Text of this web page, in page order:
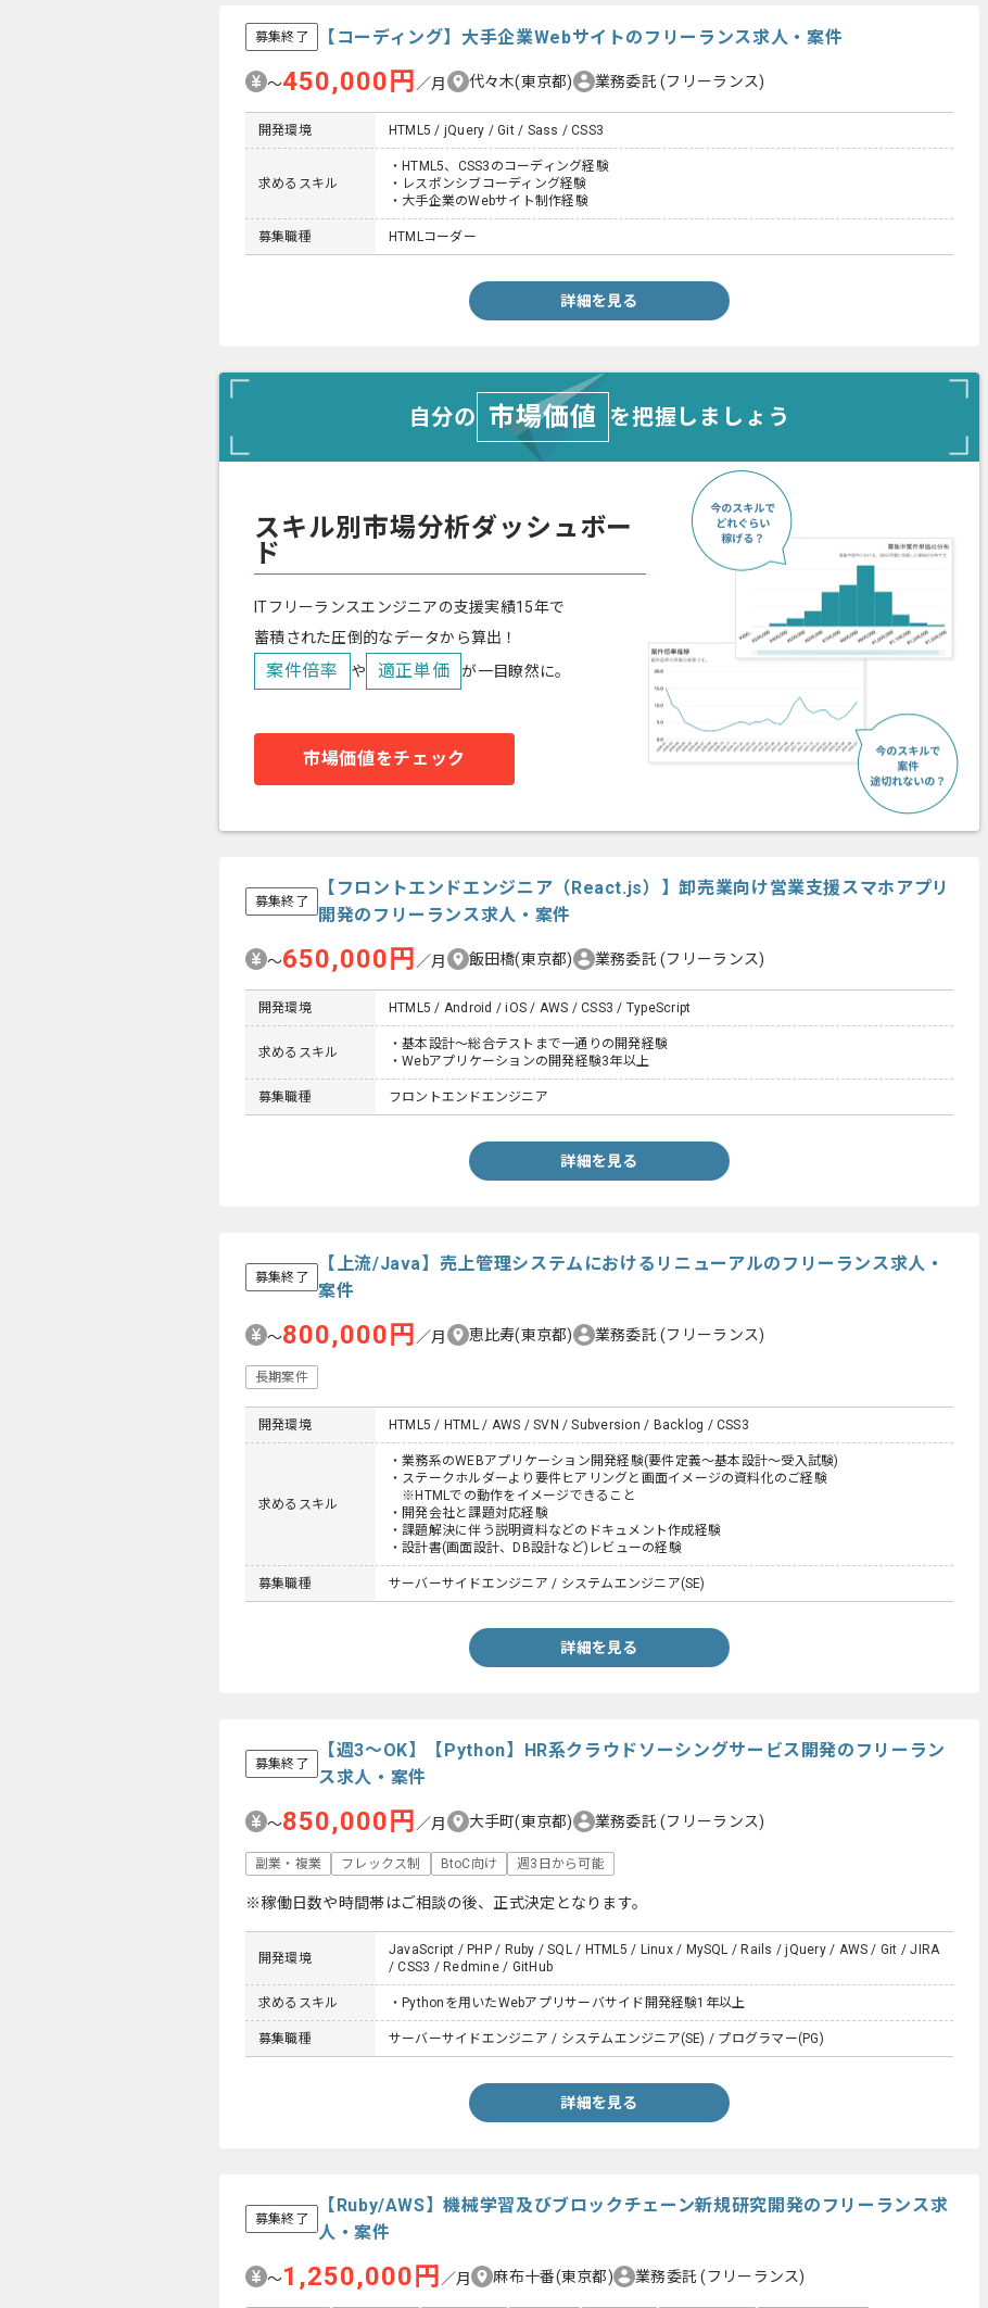
募集終了 【コーディング】大手企業Webサイトのフリーランス求人・案件
〜450,000円 ／月 代々木(東京都) 業務委託(フリーランス)
開発環境 HTML5 / jQuery / Git / Sass / CSS3
求めるスキル
・HTML5、CSS3のコーディング経験
・レスポンシブコーディング経験
・大手企業のWebサイト制作経験
募集職種 HTMLコーダー
詳細を見る
自分の 市場価値 を把握しましょう
スキル別市場分析ダッシュボー
ド
ITフリーランスエンジニアの支援実績15年で
蓄積された圧倒的なデータから算出！
案件倍率 や 適正単価 が一目瞭然に。
市場価値をチェック
募集終了
【フロントエンドエンジニア（React.js）】卸売業向け営業支援スマホアプリ
開発のフリーランス求人・案件
〜650,000円 ／月 飯田橋(東京都) 業務委託(フリーランス)
開発環境 HTML5 / Android / iOS / AWS / CSS3 / TypeScript
求めるスキル
・基本設計～総合テストまで一通りの開発経験
・Webアプリケーションの開発経験3年以上
募集職種 フロントエンドエンジニア
詳細を見る
募集終了
【上流/Java】売上管理システムにおけるリニューアルのフリーランス求人・
案件
〜800,000円 ／月 恵比寿(東京都) 業務委託(フリーランス)
長期案件
開発環境 HTML5 / HTML / AWS / SVN / Subversion / Backlog / CSS3
求めるスキル
・業務系のWEBアプリケーション開発経験(要件定義～基本設計～受入試験)
・ステークホルダーより要件ヒアリングと画面イメージの資料化のご経験
※HTMLでの動作をイメージできること
・開発会社と課題対応経験
・課題解決に伴う説明資料などのドキュメント作成経験
・設計書(画面設計、DB設計など)レビューの経験
募集職種 サーバーサイドエンジニア / システムエンジニア(SE)
詳細を見る
募集終了
【週3～OK】【Python】HR系クラウドソーシングサービス開発のフリーラン
ス求人・案件
〜850,000円 ／月 大手町(東京都) 業務委託(フリーランス)
副業・複業 フレックス制 BtoC向け 週3日から可能
※稼働日数や時間帯はご相談の後、正式決定となります。
開発環境
JavaScript / PHP / Ruby / SQL / HTML5 / Linux / MySQL / Rails / jQuery / AWS / Git / JIRA
/ CSS3 / Redmine / GitHub
求めるスキル ・Pythonを用いたWebアプリサーバサイド開発経験1年以上
募集職種 サーバーサイドエンジニア / システムエンジニア(SE) / プログラマー(PG)
詳細を見る
募集終了
【Ruby/AWS】機械学習及びブロックチェーン新規研究開発のフリーランス求
人・案件
〜1,250,000円 ／月 麻布十番(東京都) 業務委託(フリーランス)